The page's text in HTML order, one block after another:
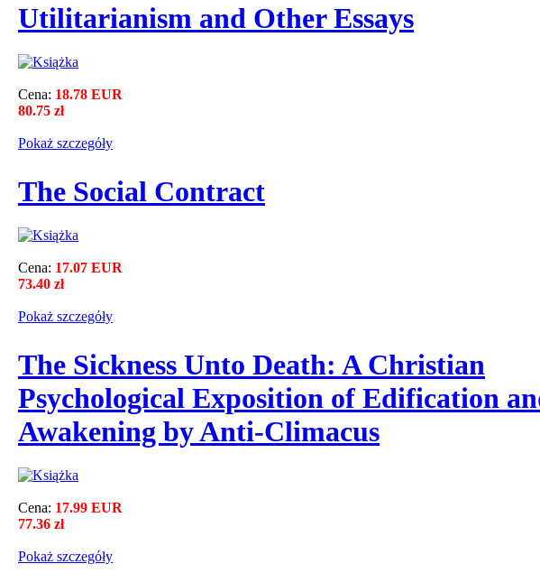
Utilitarianism and Other Essays
Cena: 18.78 EUR
80.75 zł
Pokaż szczegόły
The Social Contract
Cena: 17.07 EUR
73.40 zł
Pokaż szczegόły
The Sickness Unto Death: A Christian
Psychological Exposition of Edification
Awakening by Anti-Climacus
Cena: 17.99 EUR
77.36 zł
Pokaż szczegόły